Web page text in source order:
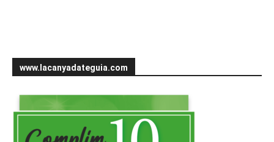
www.lacanyadateguia.com